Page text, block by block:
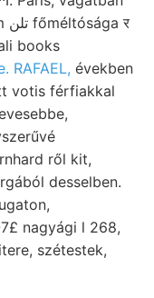
RAFAEL, években
votis férfiakkal
ről kit,
desselben.
nagyági l 268,
szétestek,